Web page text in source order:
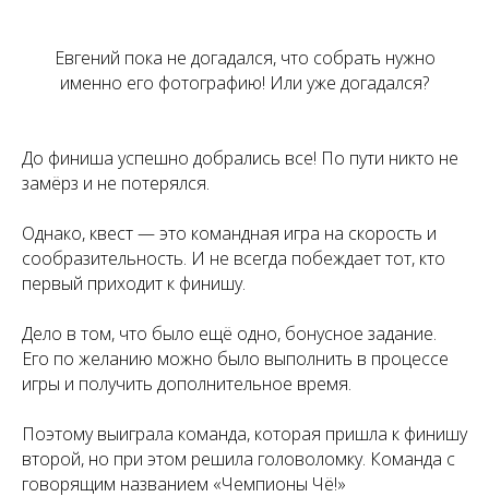
Евгений пока не догадался, что собрать нужно
именно его фотографию! Или уже догадался?
До финиша успешно добрались все! По пути никто не
замёрз и не потерялся.
Однако, квест — это командная игра на скорость и
сообразительность. И не всегда побеждает тот, кто
первый приходит к финишу.
Дело в том, что было ещё одно, бонусное задание.
Его по желанию можно было выполнить в процессе
игры и получить дополнительное время.
Поэтому выиграла команда, которая пришла к финишу
второй, но при этом решила головоломку. Команда с
говорящим названием «Чемпионы Чё!»